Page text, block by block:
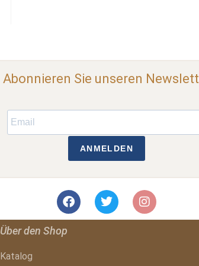
Abonnieren Sie unseren
ANMELDEN
Über den Shop
Katalog